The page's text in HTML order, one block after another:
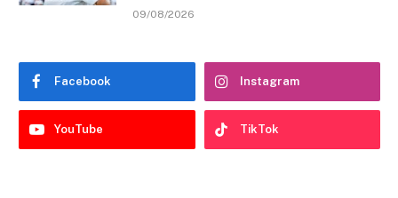
09/08/2026
Facebook Instagram
YouTube TikTok